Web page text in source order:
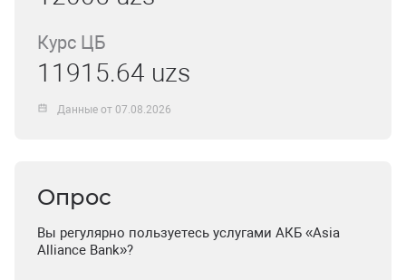
Курс ЦБ
11915.64 uzs
Данные от 07.08.2026
Опрос
Вы регулярно пользуетесь услугами АКБ «Asia
Alliance Bank»?